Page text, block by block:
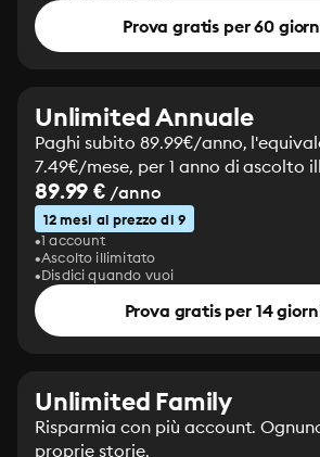
Prova gratis per 60
Unlimited Annuale
Paghi subito 89.99€/anno,
7.49€/mese, per 1 anno di ascolto
89.99 € /anno
12 mesi al prezzo di 9
1 account
Ascolto illimitato
Disdici quando vuoi
Prova gratis per 14
Unlimited Family
Risparmia con più account.
proprie storie.